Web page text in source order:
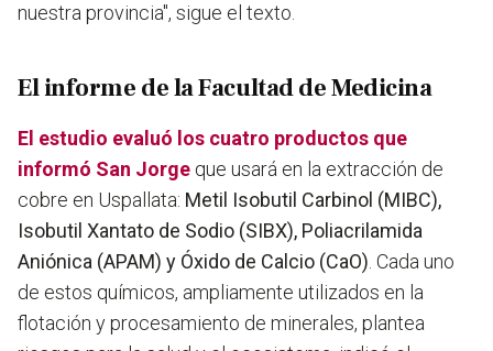
nuestra provincia", sigue el texto.
El informe de la Facultad de Medicina
El estudio evaluó los cuatro productos que
informó San Jorge que usará en la extracción de
cobre en Uspallata: Metil Isobutil Carbinol (MIBC),
Isobutil Xantato de Sodio (SIBX), Poliacrilamida
Aniónica (APAM) y Óxido de Calcio (CaO) . Cada uno
de estos químicos, ampliamente utilizados en la
flotación y procesamiento de minerales, plantea